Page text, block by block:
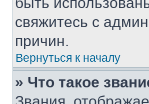
свяжитесь с
причин.
Вернуться к началу
» Что такое